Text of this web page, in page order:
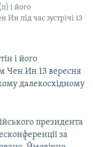
і його
під час зустрічі 13
і його
Чен Ин 13 вересня
далекосхідному
президента
за